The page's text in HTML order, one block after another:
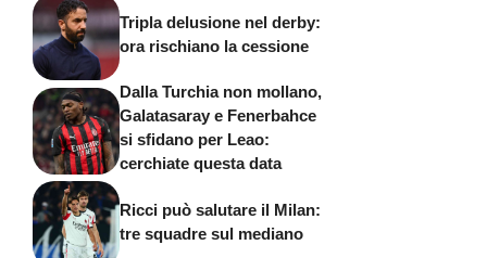
Tripla delusione nel derby:
ora rischiano la cessione
Dalla Turchia non mollano,
Galatasaray e Fenerbahce
si sfidano per Leao:
cerchiate questa data
Ricci può salutare il Milan:
tre squadre sul mediano